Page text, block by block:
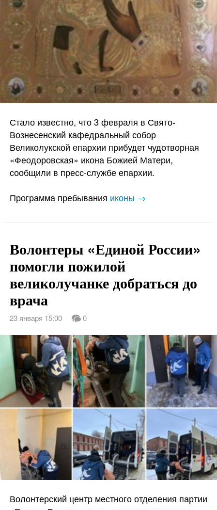
Стало известно, что 3 февраля в Свято-
Вознесенский кафедральный собор
Великолукской епархии прибудет чудотворная
«Феодоровская» икона Божией Матери,
сообщили в пресс-службе епархии.
Программа пребывания иконы →
Волонтеры «Единой России»
помогли пожилой
великолучанке добраться до
врача
23 января 15:00 0
Волонтерский центр местного отделения партии